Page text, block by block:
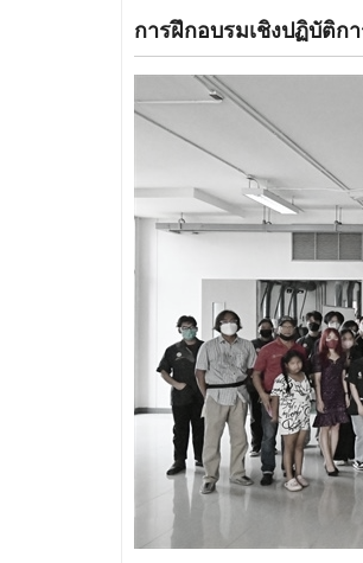
การฝึกอบรมเชิงปฏิบัติก